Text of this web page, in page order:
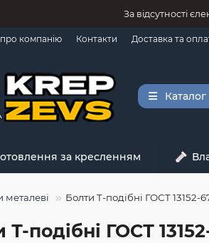
За відсутності
компанію Контакти Доставка та
Каталог
за кресленням
металеві Болти Т-подібні ГОСТ 13152-
Т-подібні ГОСТ